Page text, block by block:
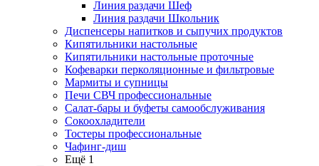
Линия раздачи Шеф
Линия раздачи Школьник
Диспенсеры напитков и сыпучих продуктов
Кипятильники настольные
Кипятильники настольные проточные
Кофеварки перколяционные и фильтровые
Мармиты и супницы
Печи СВЧ профессиональные
Салат-бары и буфеты самообслуживания
Сокоохладители
Тостеры профессиональные
Чафинг-диш
Ещё 1